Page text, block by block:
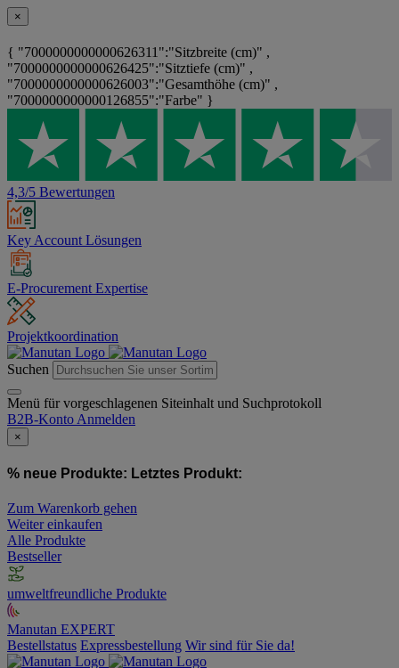
×
{ "7000000000000626311":"Sitzbreite (cm)" ,
"7000000000000626425":"Sitztiefe (cm)" ,
"7000000000000626003":"Gesamthöhe (cm)" ,
"7000000000000126855":"Farbe" }
4,3/5 Bewertungen
Key Account Lösungen
E-Procurement Expertise
Projektkoordination
Suchen
Menü für vorgeschlagenen Siteinhalt und Suchprotokoll
B2B-Konto Anmelden
×
% neue Produkte: Letztes Produkt:
Zum Warenkorb gehen
Weiter einkaufen
Alle Produkte
Bestseller
umweltfreundliche Produkte
Manutan EXPERT
Bestellstatus Expressbestellung Wir sind für Sie da!